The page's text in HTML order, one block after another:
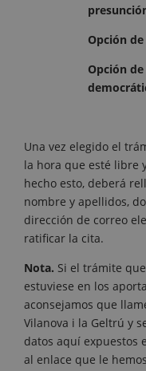
Opción
Opción
Una vez elegido el
la hora que esté libre
hecho esto, deberá
nombre y apellidos,
dirección de correo
ratificar la cita.
Nota. Si el trámite
estuviese en los
aconsejamos que
Vilanova i la Geltrú y
datos aquí expuestos
al enlace que le